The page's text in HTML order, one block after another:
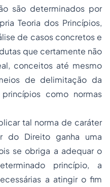
são determinados por
Teoria dos Princípios,
de casos concretos e
que certamente não
conceitos até mesmo
de delimitação da
como normas
tal norma de caráter
do Direito ganha uma
se obriga a adequar o
princípio, a
a atingir o fim